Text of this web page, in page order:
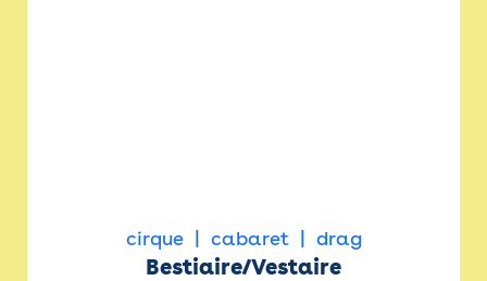
cirque cabaret drag
Bestiaire/Vestaire